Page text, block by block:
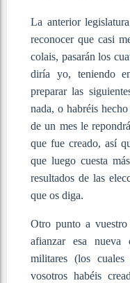
La anterior
reconocer que casi
colais, pasarán los
diría yo, teniendo
preparar las
nada, o habréis
de un mes le
que fue creado, así
que luego cuesta
resultados de las
que os diga.
Otro punto a vuestro
afianzar esa
militares (los
vosotros habéis